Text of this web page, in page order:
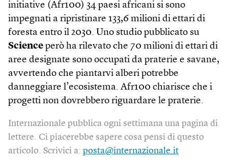
initiative (Afr100) 34 paesi africani si sono
impegnati a ripristinare 133,6 milioni di ettari di
foresta entro il 2030. Uno studio pubblicato su
Science però ha rilevato che 70 milioni di ettari di
aree designate sono occupati da praterie e savane,
avvertendo che piantarvi alberi potrebbe
danneggiare l’ecosistema. Afr100 chiarisce che i
progetti non dovrebbero riguardare le praterie.
Internazionale pubblica ogni settimana una pagina di
lettere. Ci piacerebbe sapere cosa pensi di questo
articolo. Scrivici a: posta@internazionale.it